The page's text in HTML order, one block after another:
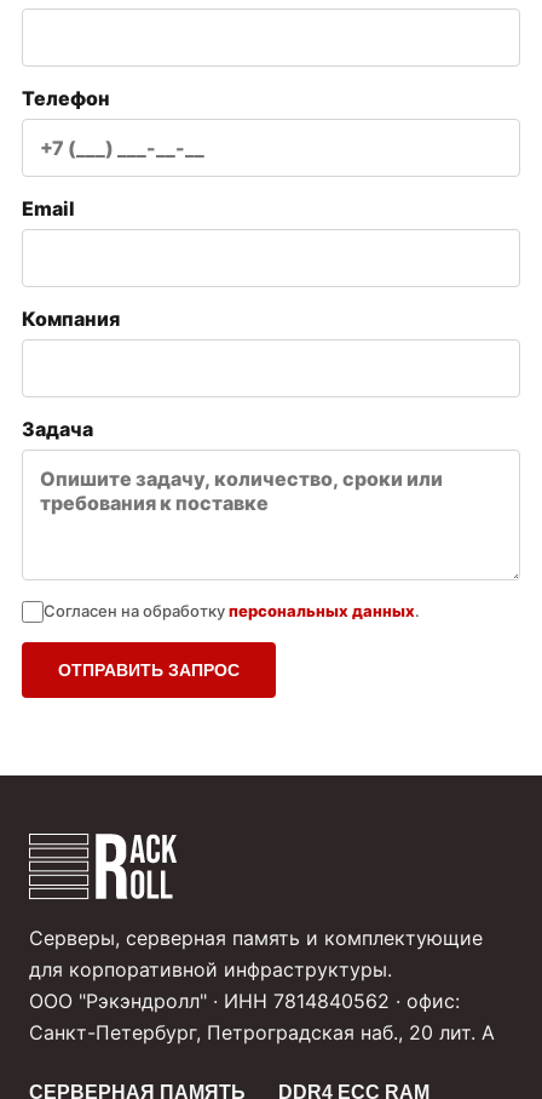
Телефон
Email
Компания
Задача
Согласен на обработкуперсональных данных.
ОТПРАВИТЬ ЗАПРОС
Серверы, серверная память и комплектующие
для корпоративной инфраструктуры.
ООО "Рэкэндролл" · ИНН 7814840562 · офис:
Санкт-Петербург, Петроградская наб., 20 лит. А
СЕРВЕРНАЯ ПАМЯТЬ DDR4 ECC RAM